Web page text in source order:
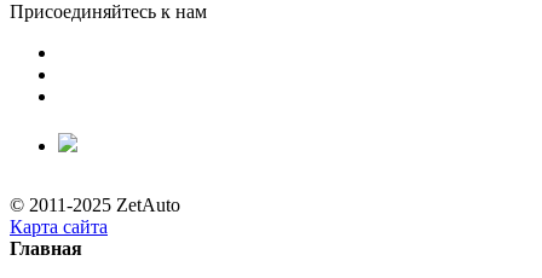
Присоединяйтесь к нам
© 2011-2025 ZetAuto
Карта сайта
Главная